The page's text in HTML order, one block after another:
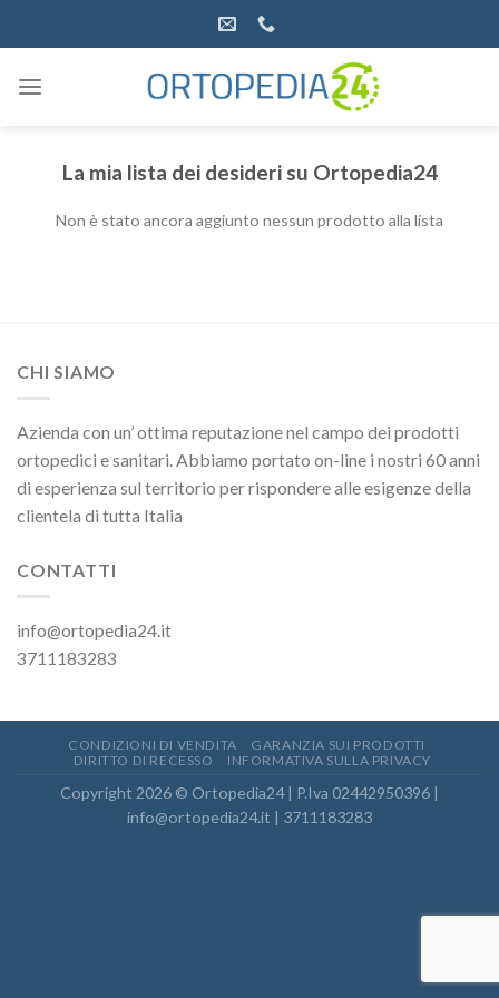
La mia lista dei desideri su Ortopedia24
Non è stato ancora aggiunto nessun prodotto alla lista
CHI SIAMO
Azienda con un’ ottima reputazione nel campo dei prodotti
ortopedici e sanitari. Abbiamo portato on-line i nostri 60 anni
di esperienza sul territorio per rispondere alle esigenze della
clientela di tutta Italia
CONTATTI
info@ortopedia24.it
3711183283
CONDIZIONI DI VENDITA
GARANZIA SUI PRODOTTI
DIRITTO DI RECESSO
INFORMATIVA SULLA PRIVACY
Copyright 2026 © Ortopedia24 | P.Iva 02442950396 |
info@ortopedia24.it | 3711183283